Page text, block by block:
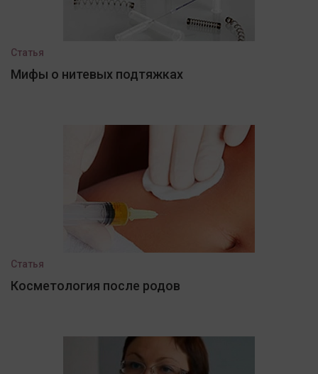
Статья
Мифы о нитевых подтяжках
Статья
Косметология после родов